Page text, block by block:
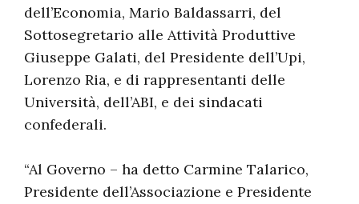
dell’Economia, Mario Baldassarri, del
Sottosegretario alle Attività Produttive
Giuseppe Galati, del Presidente dell’Upi,
Lorenzo Ria, e di rappresentanti delle
Università, dell’ABI, e dei sindacati
confederali.
“Al Governo – ha detto Carmine Talarico,
Presidente dell’Associazione e Presidente